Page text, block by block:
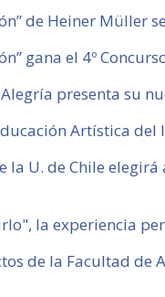
de Heiner Müller
gana el 4º
presenta su
Artística del
la U. de Chile
la experiencia
de la Facultad de